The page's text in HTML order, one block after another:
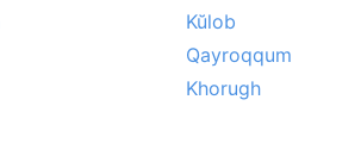
Kŭlob
Qayroqqum
Khorugh